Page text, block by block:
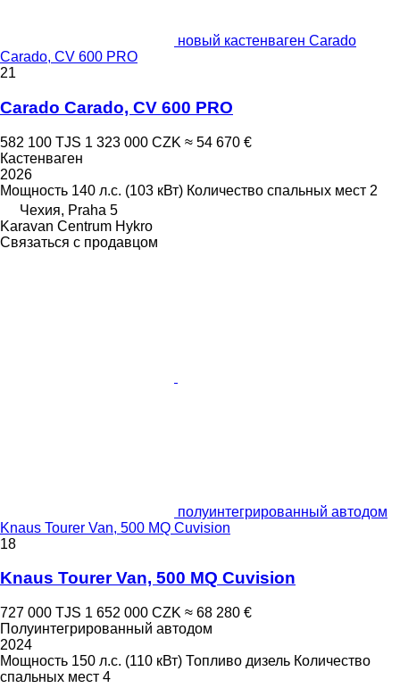
новый кастенваген Carado
Carado, CV 600 PRO
21
Carado Carado, CV 600 PRO
582 100 TJS 1 323 000 CZK ≈ 54 670 €
Кастенваген
2026
Мощность 140 л.с. (103 кВт) Количество спальных мест 2
Чехия, Praha 5
Karavan Centrum Hykro
Связаться с продавцом
полуинтегрированный автодом
Knaus Tourer Van, 500 MQ Cuvision
18
Knaus Tourer Van, 500 MQ Cuvision
727 000 TJS 1 652 000 CZK ≈ 68 280 €
Полуинтегрированный автодом
2024
Мощность 150 л.с. (110 кВт) Топливо дизель Количество
спальных мест 4